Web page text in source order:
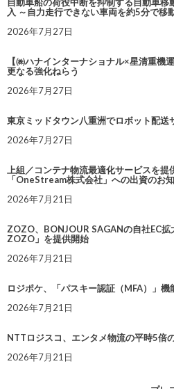
入 ～自力走行できない車両を約5分で移
2026年7月27日
【㈱ハナインターナショナル×星清重機
更なる強化ねらう
2026年7月27日
東京ミッドタウン八重洲でロボット配送
2026年7月27日
上組／コンテナ物流最適化サービスを
「OneStream株式会社」への出資のお
2026年7月21日
ZOZO、BONJOUR SAGANの自社EC
ZOZO」を提供開始
2026年7月21日
ロジポケ、「パスキー認証（MFA）」機
2026年7月21日
NTTロジスコ、エンタメ物流の平時5倍
2026年7月21日